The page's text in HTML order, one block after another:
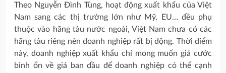
Theo Nguyễn Đình Tùng, hoạt động xuất khẩu của Việt
Nam sang các thị trường lớn như Mỹ, EU… đều phụ
thuộc vào hãng tàu nước ngoài, Việt Nam chưa có các
hãng tàu riêng nên doanh nghiệp rất bị động. Thời điểm
này, doanh nghiệp xuất khẩu chỉ mong muốn giá cước
bình ổn về giá ban đầu để doanh nghiệp có thể cạnh